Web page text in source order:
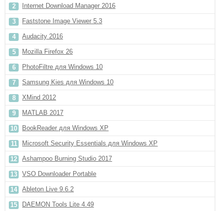
Internet Download Manager 2016
Faststone Image Viewer 5.3
Audacity 2016
Mozilla Firefox 26
PhotoFiltre для Windows 10
Samsung Kies для Windows 10
XMind 2012
MATLAB 2017
BookReader для Windows XP
Microsoft Security Essentials для Windows XP
Ashampoo Burning Studio 2017
VSO Downloader Portable
Ableton Live 9.6.2
DAEMON Tools Lite 4.49